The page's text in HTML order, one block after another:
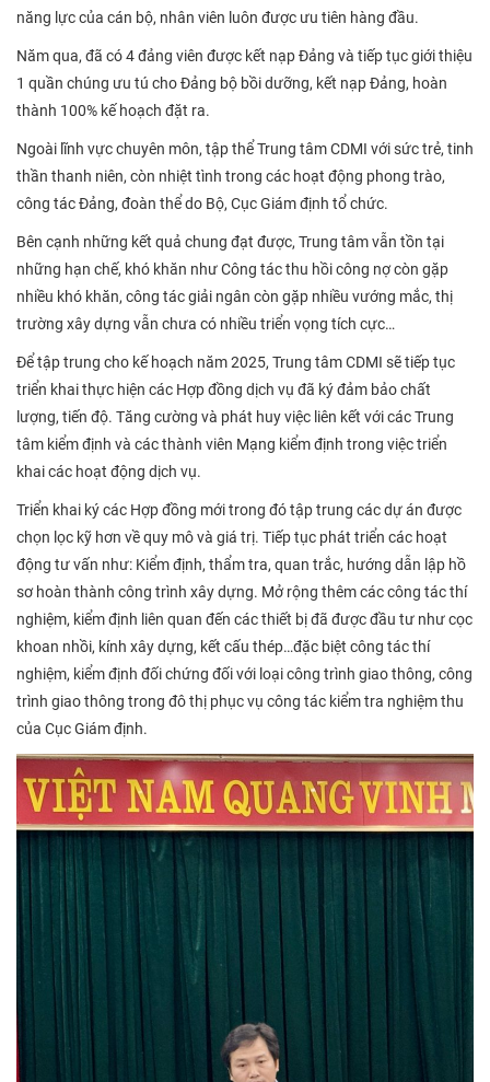
năng lực của cán bộ, nhân viên luôn được ưu tiên hàng đầu.
Năm qua, đã có 4 đảng viên được kết nạp Đảng và tiếp tục giới thiệu
1 quần chúng ưu tú cho Đảng bộ bồi dưỡng, kết nạp Đảng, hoàn
thành 100% kế hoạch đặt ra.
Ngoài lĩnh vực chuyên môn, tập thể Trung tâm CDMI với sức trẻ, tinh
thần thanh niên, còn nhiệt tình trong các hoạt động phong trào,
công tác Đảng, đoàn thể do Bộ, Cục Giám định tổ chức.
Bên cạnh những kết quả chung đạt được, Trung tâm vẫn tồn tại
những hạn chế, khó khăn như Công tác thu hồi công nợ còn gặp
nhiều khó khăn, công tác giải ngân còn gặp nhiều vướng mắc, thị
trường xây dựng vẫn chưa có nhiều triển vọng tích cực…
Để tập trung cho kế hoạch năm 2025, Trung tâm CDMI sẽ tiếp tục
triển khai thực hiện các Hợp đồng dịch vụ đã ký đảm bảo chất
lượng, tiến độ. Tăng cường và phát huy việc liên kết với các Trung
tâm kiểm định và các thành viên Mạng kiểm định trong việc triển
khai các hoạt động dịch vụ.
Triển khai ký các Hợp đồng mới trong đó tập trung các dự án được
chọn lọc kỹ hơn về quy mô và giá trị. Tiếp tục phát triển các hoạt
động tư vấn như: Kiểm định, thẩm tra, quan trắc, hướng dẫn lập hồ
sơ hoàn thành công trình xây dựng. Mở rộng thêm các công tác thí
nghiệm, kiểm định liên quan đến các thiết bị đã được đầu tư như cọc
khoan nhồi, kính xây dựng, kết cấu thép…đặc biệt công tác thí
nghiệm, kiểm định đối chứng đối với loại công trình giao thông, công
trình giao thông trong đô thị phục vụ công tác kiểm tra nghiệm thu
của Cục Giám định.